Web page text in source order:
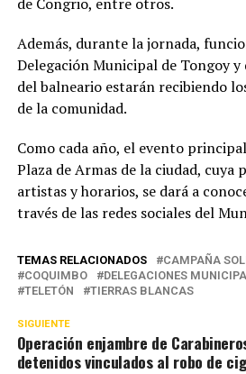
Además, durante la jornada,
Delegación Municipal de Tongoy y
del balneario estarán recibiendo
de la comunidad.
Como cada año, el evento
Plaza de Armas de la ciudad, cuya
artistas y horarios, se dará a
través de las redes sociales del
TEMAS RELACIONADOS CAMPAÑA
COQUIMBO
DELEGACIONES
TELETÓN
TIERRAS BLANCAS
SIGUIENTE
Operación enjambre de
detenidos vinculados al robo de